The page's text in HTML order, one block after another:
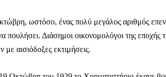
ωστόσο, ένας πολύ μεγάλος αριθμός
πουλήσει. Διάσημοι οικονομολόγοι της εποχής
αισιόδοξες εκτιμήσεις.